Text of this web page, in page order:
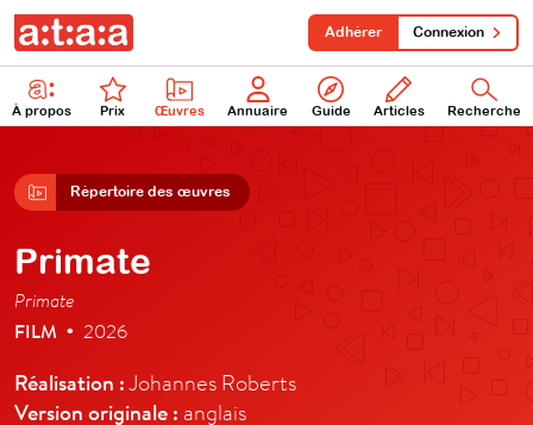
À propos Prix Œuvres Annuaire Guide Articles Recherche
Adhérer Connexion
Répertoire des œuvres
Primate
Primate
FILM • 2026
Réalisation :Johannes Roberts
Version originale : anglais